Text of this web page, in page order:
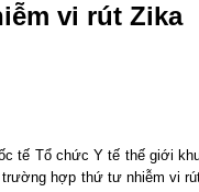
vi rút Zika
tế Tổ chức Y tế thế giới
trường hợp thứ tư nhiễm vi